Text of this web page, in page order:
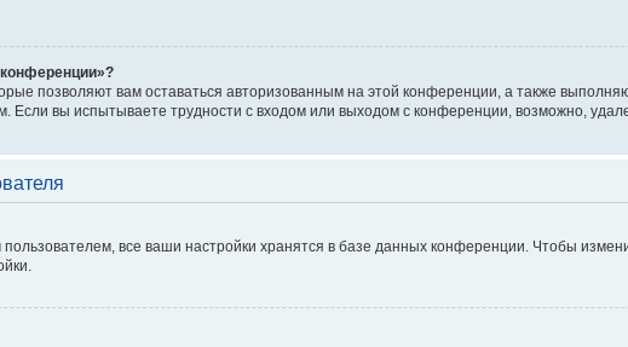
позволяют вам оставаться авторизованным на этой конференции, а также
Если вы испытываете трудности с входом или выходом с конференции, возможно,
все ваши настройки хранятся в базе данных конференции. Чтобы